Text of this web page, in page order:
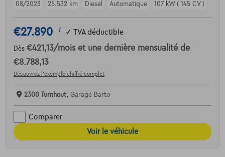
08/2023
25.532 km Diesel Automatique 107 kW ( 145 CV )
€27.890 1 ✓ TVA déductible
Dès €421,13/mois et une dernière mensualité de
€8.788,13
Découvrez l’exemple chiffré complet
2300 Turnhout, Garage Barto
Comparer
Voir le véhicule